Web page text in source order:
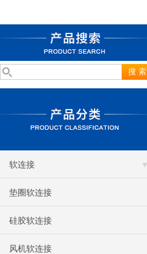
软连接
垫圈软连接
硅胶软连接
风机软连接